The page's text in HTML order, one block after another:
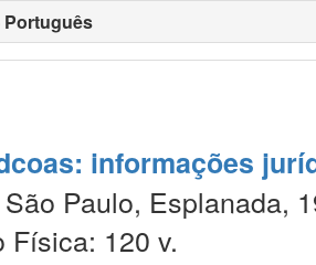
Português
informações
Paulo, Esplanada,
120 v.